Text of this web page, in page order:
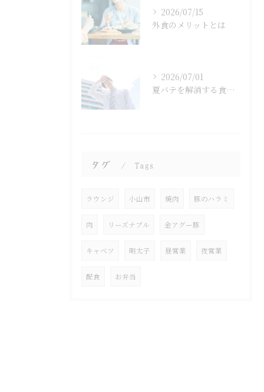
2026/07/15
外食のメリットとは
2026/07/01
夏バテを解消する食べ物とは？
タグ Tags
ラウンジ 小山市 焼肉 豚のハラミ
肉 リーズナブル 金アグー豚
キャベツ 明太子 昼営業 夜営業
配食 お弁当